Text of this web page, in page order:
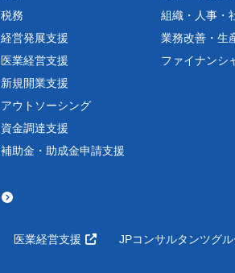
税務
経営発展支援
医業経営支援
新規開業支援
アウトソーシング
資金調達支援
補助金・助成金申請支援
組織・人事・
業務改善・生
ファイナンシ
医業経営支援 JPコンサルタンツグ